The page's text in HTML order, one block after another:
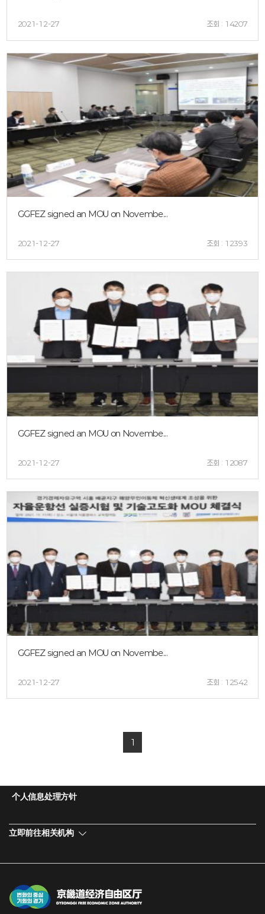
2021-12-27 조회 : 14207
GGFEZ signed an MOU on Novembe...
2021-12-27 조회 : 12393
GGFEZ signed an MOU on Novembe...
2021-12-27 조회 : 12087
GGFEZ signed an MOU on Novembe...
2021-12-27 조회 : 12542
1
个人信息处理方针
立即前往相关机构